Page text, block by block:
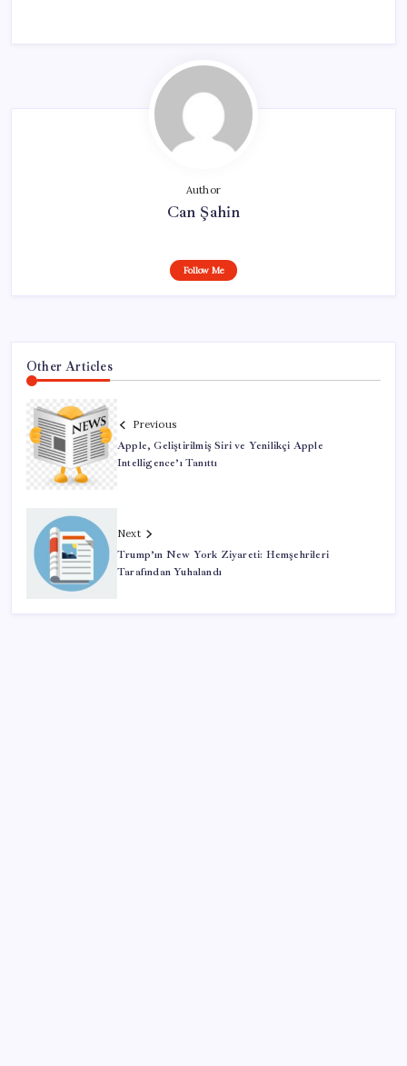
Author
Can Şahin
Follow Me
Other Articles
Previous
Apple, Geliştirilmiş Siri ve Yenilikçi Apple
Intelligence’ı Tanıttı
Next
Trump’ın New York Ziyareti: Hemşehrileri
Tarafından Yuhalandı